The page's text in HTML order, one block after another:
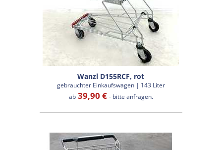
Wanzl D155RCF, rot
gebrauchter Einkaufswagen | 143 Liter
ab39,90 € - bitte anfragen.